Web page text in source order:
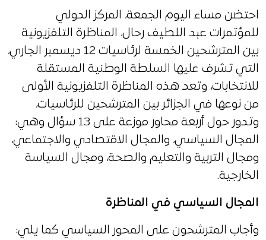
احتضن مساء اليوم الجمعة، المركز الدولي
للمؤتمرات عبد اللطيف رحال، المناظرة التلفزيونية
بين المترشحين الخمسة لرئاسيات 12 ديسمبر الجاري،
التي تشرف عليها السلطة الوطنية المستقلة
للانتخابات، وتعد هذه المناظرة التلفزيونية الأولى
من نوعها في الجزائر بين المترشحين للرئاسيات،
وتدور حول أربعة محاور موزعة على 13 سؤال وهي:
المجال السياسي، والمجال الاقتصادي والاجتماعي،
ومجال التربية والتعليم والصحة، ومجال السياسة
الخارجية.
المجال السياسي في المناظرة
وأجاب المترشحون على المحور السياسي كما يلي: